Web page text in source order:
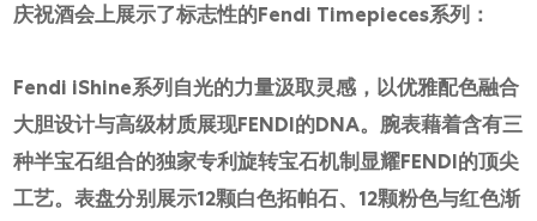
庆祝酒会上展示了标志性的Fendi Timepieces系列：
Fendi iShine系列自光的力量汲取灵感，以优雅配色融合
大胆设计与高级材质展现FENDI的DNA。腕表藉着含有三
种半宝石组合的独家专利旋转宝石机制显耀FENDI的顶尖
工艺。表盘分别展示12颗白色拓帕石、12颗粉色与红色渐